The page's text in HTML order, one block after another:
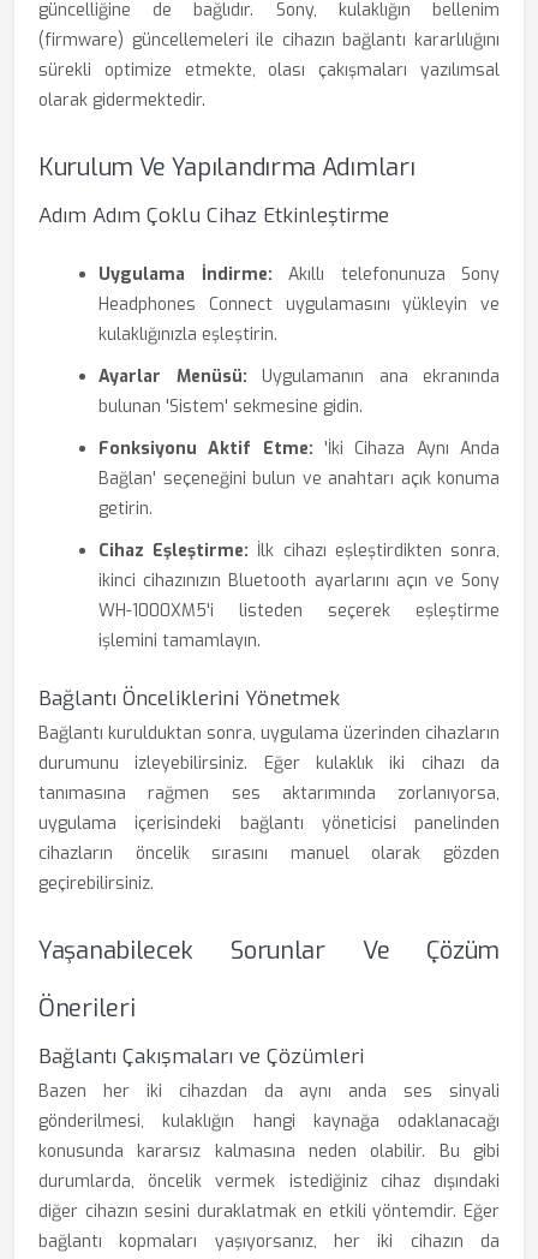
güncelliğine de bağlıdır. Sony, kulaklığın bellenim
(firmware) güncellemeleri ile cihazın bağlantı kararlılığını
sürekli optimize etmekte, olası çakışmaları yazılımsal
olarak gidermektedir.
Kurulum Ve Yapılandırma Adımları
Adım Adım Çoklu Cihaz Etkinleştirme
Uygulama İndirme: Akıllı telefonunuza Sony
Headphones Connect uygulamasını yükleyin ve
kulaklığınızla eşleştirin.
Ayarlar Menüsü: Uygulamanın ana ekranında
bulunan 'Sistem' sekmesine gidin.
Fonksiyonu Aktif Etme: 'İki Cihaza Aynı Anda
Bağlan' seçeneğini bulun ve anahtarı açık konuma
getirin.
Cihaz Eşleştirme: İlk cihazı eşleştirdikten sonra,
ikinci cihazınızın Bluetooth ayarlarını açın ve Sony
WH-1000XM5'i listeden seçerek eşleştirme
işlemini tamamlayın.
Bağlantı Önceliklerini Yönetmek
Bağlantı kurulduktan sonra, uygulama üzerinden cihazların
durumunu izleyebilirsiniz. Eğer kulaklık iki cihazı da
tanımasına rağmen ses aktarımında zorlanıyorsa,
uygulama içerisindeki bağlantı yöneticisi panelinden
cihazların öncelik sırasını manuel olarak gözden
geçirebilirsiniz.
Yaşanabilecek Sorunlar Ve Çözüm
Önerileri
Bağlantı Çakışmaları ve Çözümleri
Bazen her iki cihazdan da aynı anda ses sinyali
gönderilmesi, kulaklığın hangi kaynağa odaklanacağı
konusunda kararsız kalmasına neden olabilir. Bu gibi
durumlarda, öncelik vermek istediğiniz cihaz dışındaki
diğer cihazın sesini duraklatmak en etkili yöntemdir. Eğer
bağlantı kopmaları yaşıyorsanız, her iki cihazın da